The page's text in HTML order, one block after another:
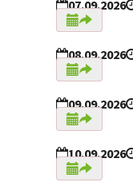
07.09.2026
08.09.2026
09.09.2026
10.09.2026